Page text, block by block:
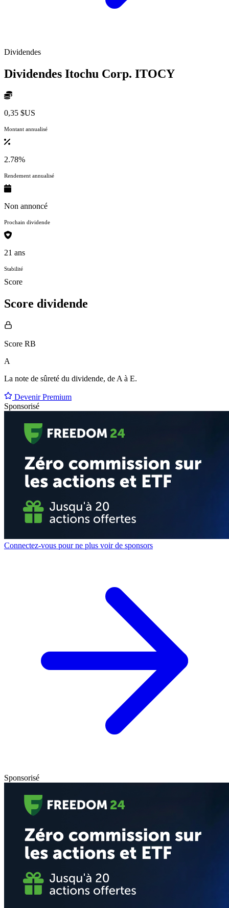
Dividendes
Dividendes Itochu Corp. ITOCY
0,35 $US
Montant annualisé
2.78%
Rendement annualisé
Non annoncé
Prochain dividende
21 ans
Stabilité
Score
Score dividende
Score RB
A
La note de sûreté du dividende, de A à E.
Devenir Premium
Sponsorisé
Connectez-vous pour ne plus voir de sponsors
Sponsorisé